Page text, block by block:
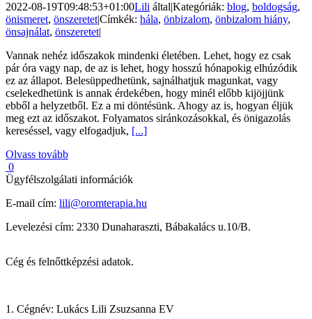
2022-08-19T09:48:53+01:00Lili által|Kategóriák: blog, boldogság,
önismeret, önszeretet|Címkék: hála, önbizalom, önbizalom hiány,
önsajnálat, önszeretet|
Vannak nehéz időszakok mindenki életében. Lehet, hogy ez csak
pár óra vagy nap, de az is lehet, hogy hosszú hónapokig elhúzódik
ez az állapot. Belesüppedhetünk, sajnálhatjuk magunkat, vagy
cselekedhetünk is annak érdekében, hogy minél előbb kijöjjünk
ebből a helyzetből. Ez a mi döntésünk. Ahogy az is, hogyan éljük
meg ezt az időszakot. Folyamatos siránkozásokkal, és önigazolás
kereséssel, vagy elfogadjuk, [...]
Olvass tovább
0
Ügyfélszolgálati információk
E-mail cím: lili@oromterapia.hu
Levelezési cím: 2330 Dunaharaszti, Bábakalács u.10/B.
Cég és felnőttképzési adatok.
1. Cégnév: Lukács Lili Zsuzsanna EV